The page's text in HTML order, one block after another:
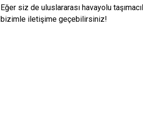
Eğer siz de uluslararası havayolu
bizimle iletişime geçebilirsiniz!